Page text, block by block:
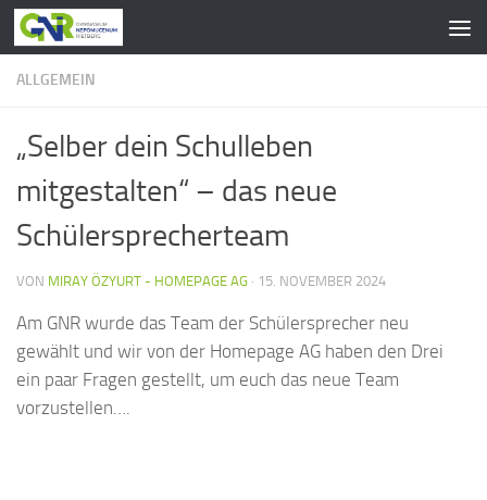
Zum Inhalt springen
ALLGEMEIN
„Selber dein Schulleben
mitgestalten“ – das neue
Schülersprecherteam
VON MIRAY ÖZYURT - HOMEPAGE AG · 15. NOVEMBER 2024
Am GNR wurde das Team der Schülersprecher neu
gewählt und wir von der Homepage AG haben den Drei
ein paar Fragen gestellt, um euch das neue Team
vorzustellen….